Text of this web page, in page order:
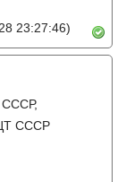
23:27:46)
СССР,
СССР